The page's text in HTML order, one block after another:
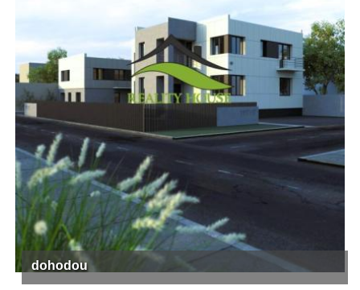
ZVÝRAZNENIE REALITNÝCH INZERÁTOV
REKLAMA
PARTNERI
OBCHODNÉ PODMIENKY
KONTAKT
PRIPOMIENKY
dohodou